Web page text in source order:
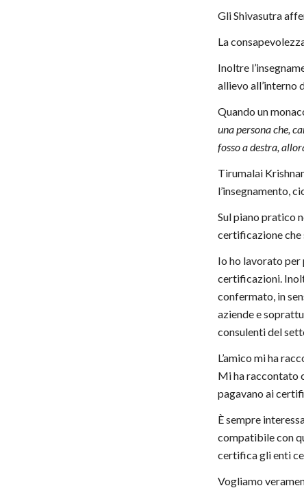
Gli Shivasutra
La
Inoltre
allievo all’interno
Quando un
una persona che,
fosso a destra,
Tirumalai
l’insegnamento,
Sul piano pratico
certificazione che
Io ho lavorato per
certificazioni.
confermato, in
aziende e
consulenti del
L’amico mi ha
Mi ha raccontato
pagavano ai
È sempre
compatibile con
certifica gli enti
Vogliamo